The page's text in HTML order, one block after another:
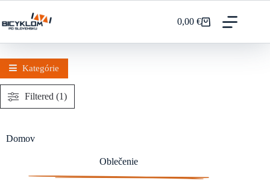
obsah
Nákupný
0,00€
Domov
Oblečenie
Kategórie
Filtered (1)